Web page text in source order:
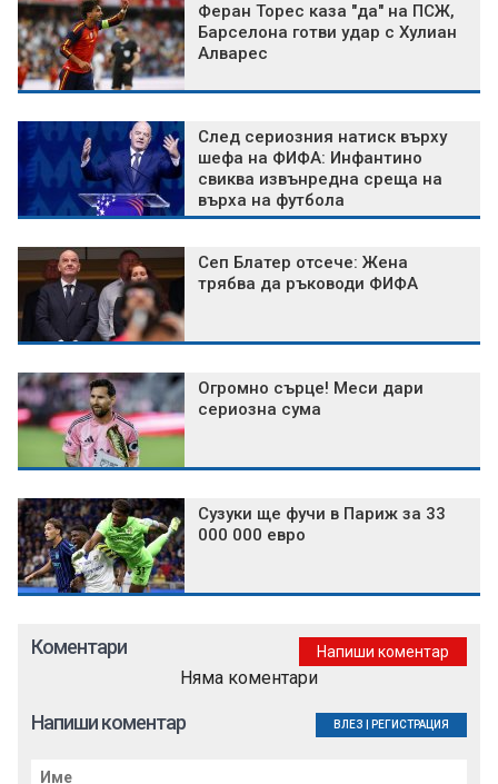
Феран Торес каза "да" на ПСЖ,
Барселона готви удар с Хулиан
Алварес
След сериозния натиск върху
шефа на ФИФА: Инфантино
свиква извънредна среща на
върха на футбола
Сеп Блатер отсече: Жена
трябва да ръководи ФИФА
Огромно сърце! Меси дари
сериозна сума
Сузуки ще фучи в Париж за 33
000 000 евро
Коментари Напиши коментар
Няма коментари
Напиши коментар ВЛЕЗ РЕГИСТРАЦИЯ